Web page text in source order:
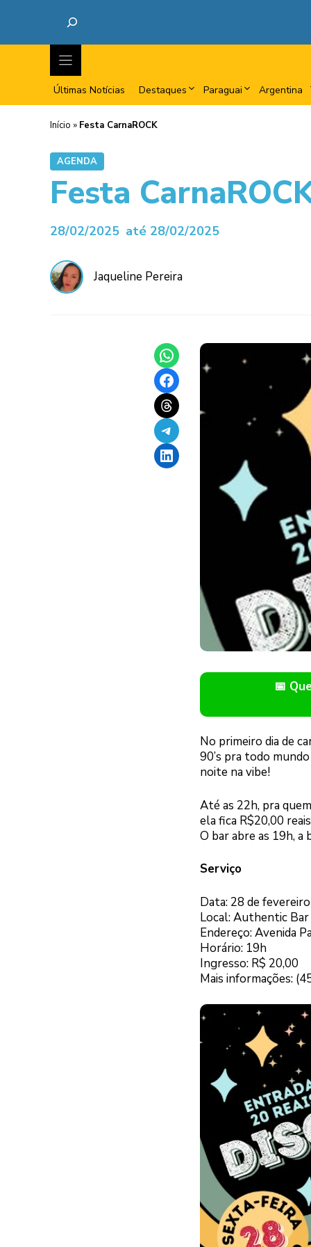
Últimas Notícias Destaques Paraguai Argentina
Início » Festa CarnaROCK
AGENDA
Festa
28/02/2025 até 28/02/2025
Jaqueline Pereira
Share on WhatsApp
Share on Facebook
Share on Threads
Share on Telegram
Share on LinkedIn
📅
No primeiro dia de
90’s pra todo
noite na vibe!
Até as 22h, pra
ela fica R$20,00
O bar abre as 19h, a
Serviço
Data: 28 de
Local: Authentic Bar
Endereço: Avenida
Horário: 19h
Ingresso: R$ 20,00
Mais informações: